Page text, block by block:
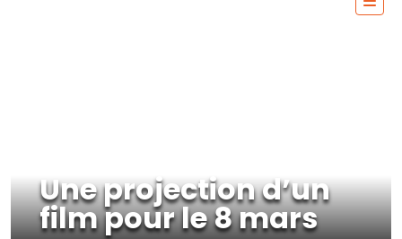
Une projection d’un
film pour le 8 mars